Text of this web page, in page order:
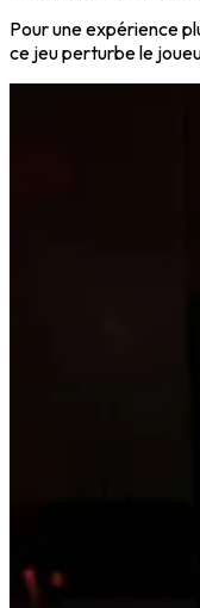
Pour une expérience
ce jeu perturbe le